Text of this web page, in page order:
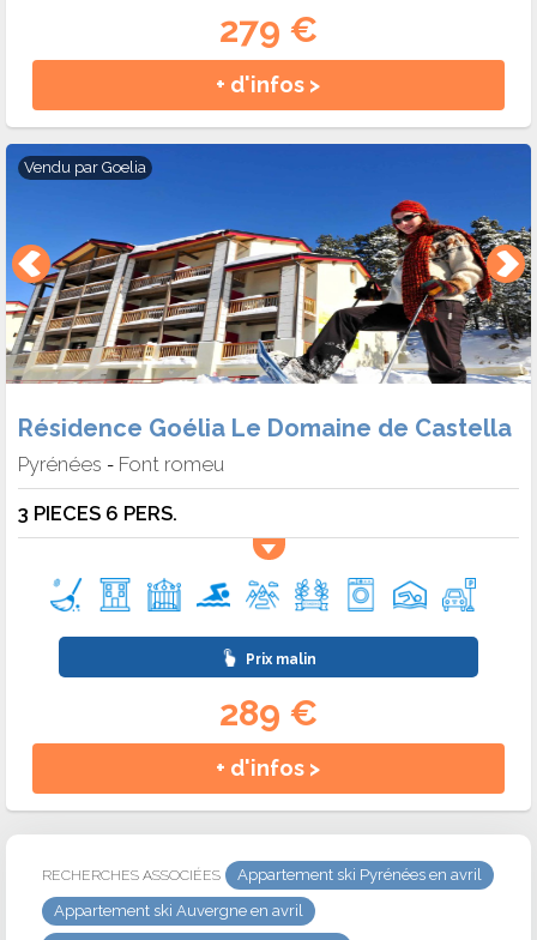
279 €
+ d'infos >
Vendu par Goelia
Résidence Goélia Le Domaine de Castella
Pyrénées - Font romeu
3 PIECES 6 PERS.
Prix malin
289 €
+ d'infos >
RECHERCHES ASSOCIÉES
Appartement ski Pyrénées en avril
Appartement ski Auvergne en avril